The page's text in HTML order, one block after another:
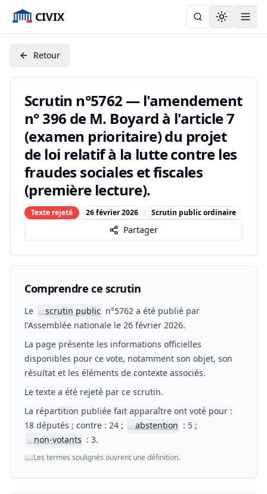
CIVIX Toggle
Retour
Scrutin n°5762 — l'amendement
n° 396 de M. Boyard à l'article 7
(examen prioritaire) du projet
de loi relatif à la lutte contre les
fraudes sociales et fiscales
(première lecture).
Texte rejeté 26 février 2026 Scrutin public ordinaire
Partager
Comprendre ce scrutin
Le 📖scrutin public n°5762 a été publié par
l'Assemblée nationale le 26 février 2026.
La page présente les informations officielles
disponibles pour ce vote, notamment son objet, son
résultat et les éléments de contexte associés.
Le texte a été rejeté par ce scrutin.
La répartition publiée fait apparaître ont voté pour :
18 députés ; contre : 24 ;
📖abstention : 5 ;
📖non-votants : 3.
📖Les termes soulignés ouvrent une définition.